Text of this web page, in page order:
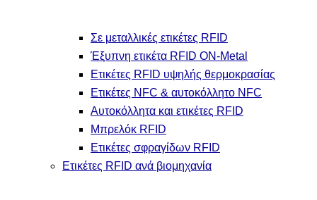
Σε μεταλλικές ετικέτες RFID
Έξυπνη ετικέτα RFID ON-Metal
Ετικέτες RFID υψηλής θερμοκρασίας
Ετικέτες NFC & αυτοκόλλητο NFC
Αυτοκόλλητα και ετικέτες RFID
Μπρελόκ RFID
Ετικέτες σφραγίδων RFID
Ετικέτες RFID ανά βιομηχανία